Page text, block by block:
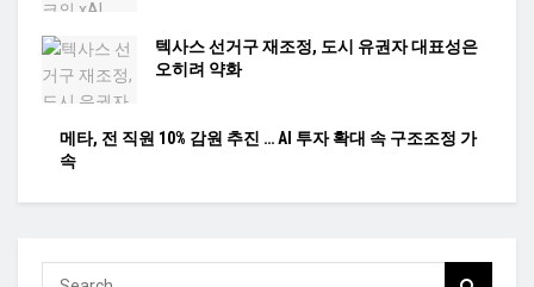
텍사스 선거구 재조정, 도시 유권자 대표성은
오히려 약화
메타, 전 직원 10% 감원 추진 … AI 투자 확대 속 구조조정 가
속